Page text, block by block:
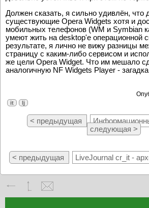
Должен сказать, я сильно удивлён, что
существующие Opera Widgets хотя и
мобильных телефонов (WM и Symbian
умеют жить на desktop'е операционной
результате, я лично не вижу разницы
страницу с каким-либо сервисом и
же цели Opera Widget. Что им мешало
аналогичную NF Widgets Player -
it lj
< предыдущая
следующая >
< предыдущая LiveJournal cr_it -